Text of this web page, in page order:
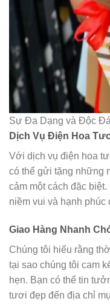
Sự Đa Dạng và Độc
Dịch Vụ Điện Hoa
Với dịch vụ điện hoa
có thể gửi tặng những
cảm một cách đặc
niềm vui và hạnh
Giao Hàng Nhanh
Chúng tôi hiểu rằng
tại sao chúng tôi cam
hẹn. Bạn có thể tin
tươi đẹp đến địa chỉ